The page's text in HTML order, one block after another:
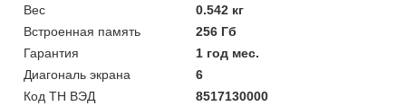
Вес
0.542 кг
Встроенная память
256 Гб
Гарантия
1 год мес.
Диагональ экрана
6
Код ТН ВЭД
8517130000